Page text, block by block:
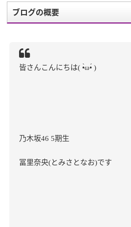
ブログの概要
皆さんこんにちは( •̀ω•́ )
乃木坂46 5期生
冨里奈央(とみさとなお)です